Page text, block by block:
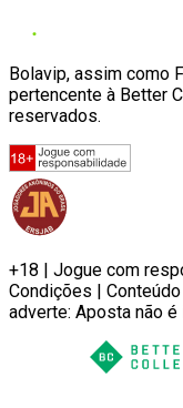
Bolavip, assim como
pertencente à Better
reservados.
+18 | Jogue com
Condições |
adverte: Aposta não